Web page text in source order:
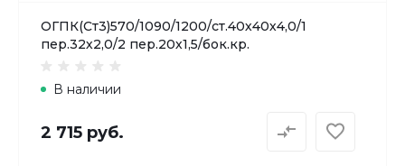
ОГПК(Ст3)570/1090/1200/ст.40х40х4,0/1
пер.32х2,0/2 пер.20х1,5/бок.кр.
В наличии
2 715 руб.